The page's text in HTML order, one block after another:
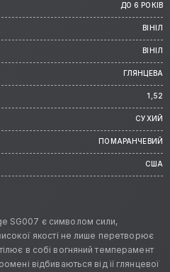
ДО 6 РОКІВ
ВІНІЛ
ВІНІЛ
ГЛЯНЦЕВА
1,52
СУХИЙ
ПОМАРАНЧЕВИЙ
США
SG007 є символом сили,
якості не лише перетворює
в собі вогняний темперамент
відбиваються від її глянцевої